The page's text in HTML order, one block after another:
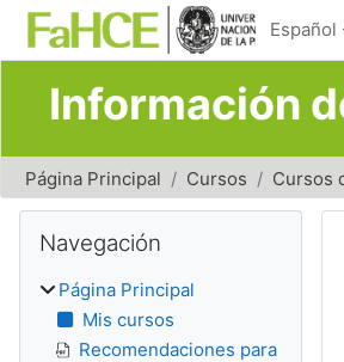
Salta al contenido principal
Español
Información
Página Principal Cursos Cursos
Bloques
Navegación
Página Principal
Mis cursos
Recomendaciones para